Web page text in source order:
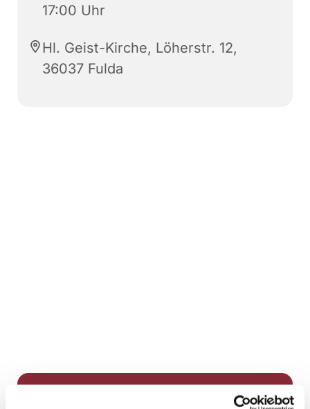
17:00 Uhr
Hl. Geist-Kirche, Löherstr. 12,
36037 Fulda